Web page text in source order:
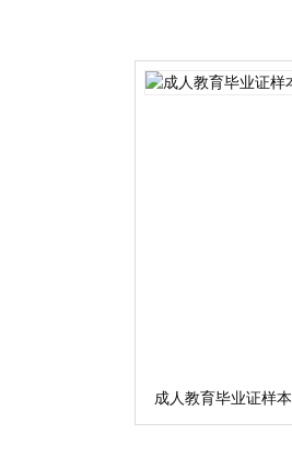
成人教育毕业证样本